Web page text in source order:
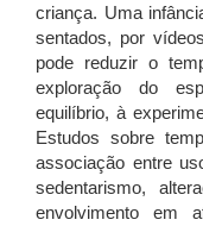
criança. Uma
sentados, por
pode reduzir o
exploração do
equilíbrio, à
Estudos sobre
associação entre
sedentarismo,
envolvimento em